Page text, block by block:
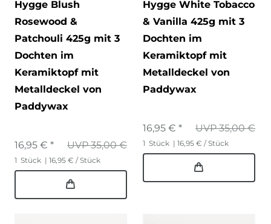
Hygge Blush
Rosewood &
Patchouli 425g mit 3
Dochten im
Keramiktopf mit
Metalldeckel von
Paddywax
UVP 35,00 €
16,95 € *
1 Stück | 16,95 € / Stück
Hygge White Tobacco
& Vanilla 425g mit 3
Dochten im
Keramiktopf mit
Metalldeckel von
Paddywax
UVP 35,00 €
16,95 € *
1 Stück | 16,95 € / Stück